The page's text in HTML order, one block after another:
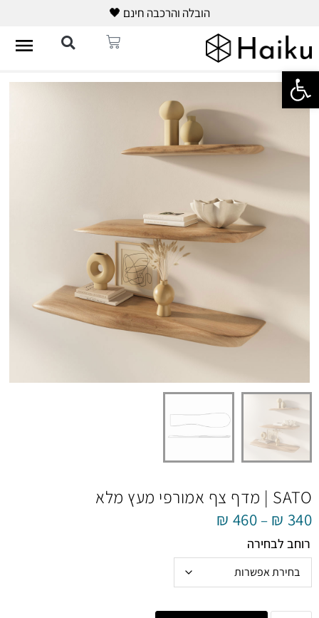
הובלה והרכבה חינם 🖤
SATO | מדף צף אמורפי מעץ מלא
₪ 340
–
₪ 460
רוחב לבחירה
פתח סרגל נגישות